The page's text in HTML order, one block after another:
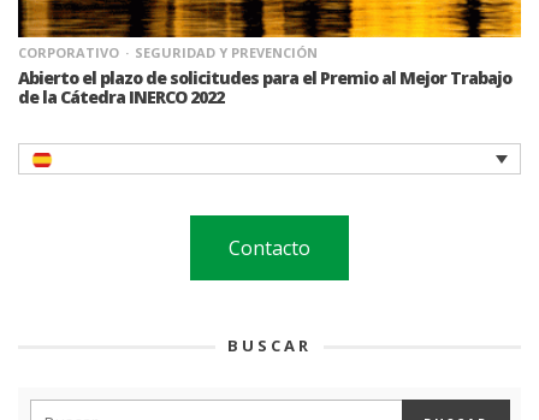
CORPORATIVO SEGURIDAD Y PREVENCIÓN
Abierto el plazo de solicitudes para el Premio al Mejor Trabajo
de la Cátedra INERCO 2022
Contacto
BUSCAR